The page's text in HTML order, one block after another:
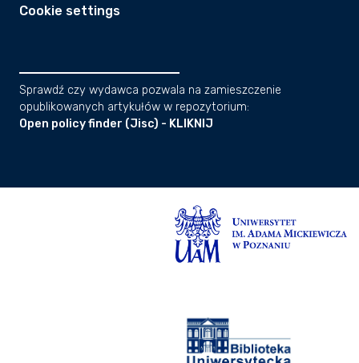
Cookie settings
Sprawdź czy wydawca pozwala na zamieszczenie
opublikowanych artykułów w repozytorium:
Open policy finder (Jisc) - KLIKNIJ